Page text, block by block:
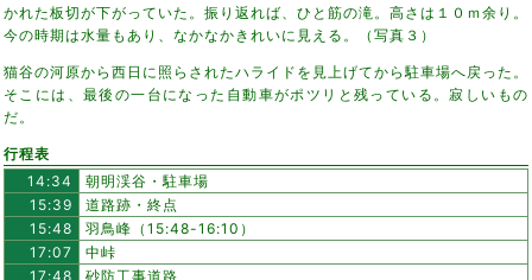
かれた板切が下がっていた。振り返れば、ひと筋の滝。高さは１０ｍ余り。
今の時期は水量もあり、なかなかきれいに見える。（写真３）
猫谷の河原から西日に照らされたハライドを見上げてから駐車場へ戻った。
そこには、最後の一台になった自動車がポツリと残っている。寂しいもの
だ。
行程表
14:34
朝明渓谷・駐車場
15:39
道路跡・終点
15:48
羽鳥峰（15:48-16:10）
17:07
中峠
17:48
砂防工事道路